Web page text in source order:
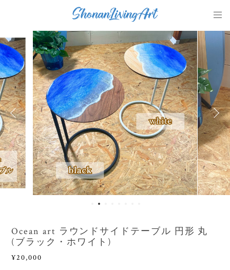
Ocean art ラウンドサイドテーブル 円形 丸
(ブラック・ホワイト)
¥20,000